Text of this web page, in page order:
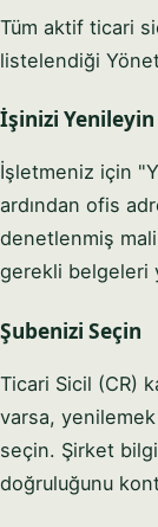
Tüm aktif ticari
listelendiği
İşinizi Yenileyin
İşletmeniz için
ardından ofis
denetlenmiş
gerekli belgeleri
Şubenizi Seçin
Ticari Sicil (CR)
varsa,
seçin. Şirket
doğruluğunu